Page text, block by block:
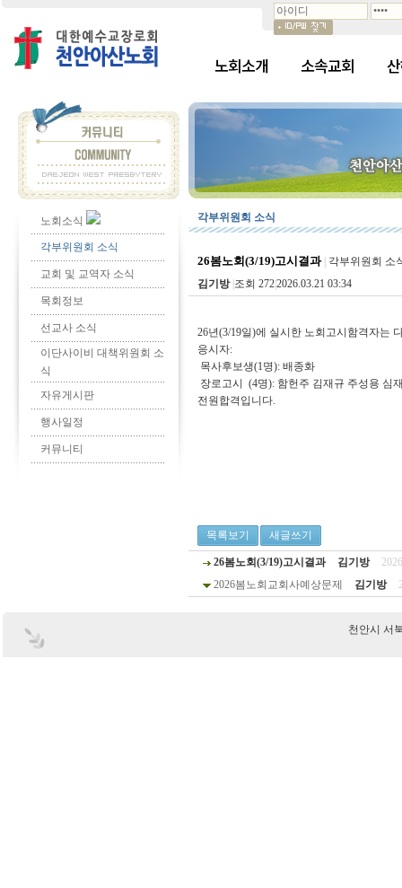
노회소개 소속교회
노회소식
각부위원회 소식
교회 및 교역자 소식
목회정보
선교사 소식
이단사이비 대책위원회 소
식
자유게시판
행사일정
커뮤니티
각부위원회 소식
26봄노회(3/19)고시결과
각부위원회 소
김기방 조회 2722026.03.21 03:34
26년(3/19일)에 실시한 노회고시함격자는
응시자:
목사후보생(1명): 배종화
장로고시 (4명): 함헌주 김재규 주성용 심
전원합격입니다.
목록보기 새글쓰기
26봄노회(3/19)고시결과 김기방
2026봄노회교회사예상문제
김기방
천안시 서